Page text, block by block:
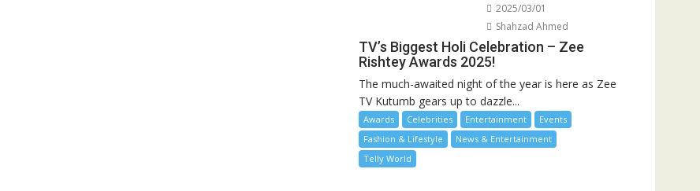
2025/03/01
Shahzad Ahmed
TV’s Biggest Holi Celebration – Zee
Rishtey Awards 2025!
The much-awaited night of the year is here as Zee
TV Kutumb gears up to dazzle...
Awards Celebrities Entertainment
Events
Fashion & Lifestyle
News & Entertainment
Telly World